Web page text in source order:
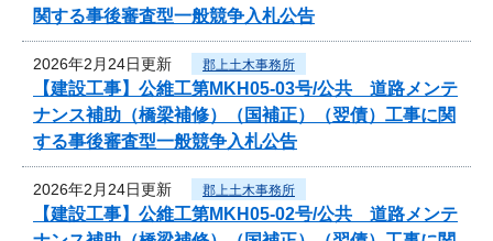
関する事後審査型一般競争入札公告
2026年2月24日更新 郡上土木事務所
【建設工事】公維工第MKH05-03号/公共 道路メンテ
ナンス補助（橋梁補修）（国補正）（翌債）工事に関
する事後審査型一般競争入札公告
2026年2月24日更新 郡上土木事務所
【建設工事】公維工第MKH05-02号/公共 道路メンテ